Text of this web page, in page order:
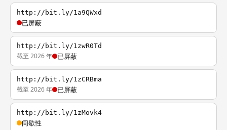
http://bit.ly/1a9QWxd
已屏蔽
http://bit.ly/1zwR0Td
截至 2026 年 已屏蔽
http://bit.ly/1zCRBma
截至 2026 年 已屏蔽
http://bit.ly/1zMovk4
间歇性